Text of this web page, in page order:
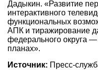
Дадыкин. «Развитие
интерактивного
функциональных
АПК и тиражирование
федерального округа
планах».
Источник: Пресс-